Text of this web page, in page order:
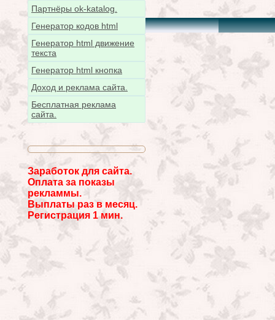
Партнёры ok-katalog.
Генератор кодов html
Генератор html движение
текста
Генератор html кнопка
Доход и реклама сайта.
Бесплатная реклама
сайта.
Заработок для сайта.
Оплата за показы
рекламмы.
Выплаты раз в месяц.
Регистрация 1 мин.